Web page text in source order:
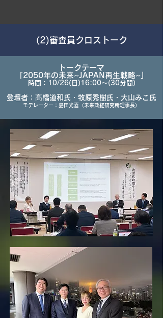
​(2)審査員クロストーク
トークテーマ
「2050年の未来~JAPAN再生戦略~」
時間：10/26(日)16:00～(30分間)
登壇者：髙橋道和氏・牧原秀樹氏・大山みこ氏
モデレーター： 島田光喜 （未来政経研究所理事長）